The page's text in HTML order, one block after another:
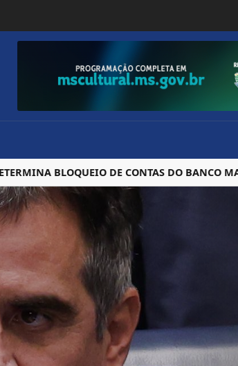
BLOQUEIO DE CONTAS DO BANCO MASTER